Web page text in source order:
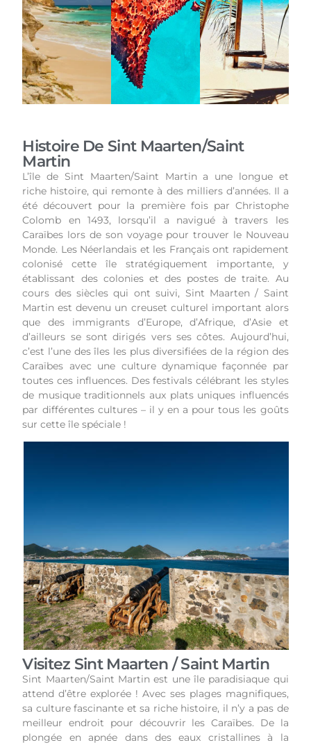
Histoire De Sint Maarten/saint
Martin
L’île de Sint Maarten/Saint Martin a une longue et
riche histoire, qui remonte à des milliers d’années. Il a
été découvert pour la première fois par Christophe
Colomb en 1493, lorsqu’il a navigué à travers les
Caraïbes lors de son voyage pour trouver le Nouveau
Monde. Les Néerlandais et les Français ont rapidement
colonisé cette île stratégiquement importante, y
établissant des colonies et des postes de traite. Au
cours des siècles qui ont suivi, Sint Maarten / Saint
Martin est devenu un creuset culturel important alors
que des immigrants d’Europe, d’Afrique, d’Asie et
d’ailleurs se sont dirigés vers ses côtes. Aujourd’hui,
c’est l’une des îles les plus diversifiées de la région des
Caraïbes avec une culture dynamique façonnée par
toutes ces influences. Des festivals célébrant les styles
de musique traditionnels aux plats uniques influencés
par différentes cultures – il y en a pour tous les goûts
sur cette île spéciale !
Visitez Sint Maarten / Saint Martin
Sint Maarten/Saint Martin est une île paradisiaque qui
attend d’être explorée ! Avec ses plages magnifiques,
sa culture fascinante et sa riche histoire, il n’y a pas de
meilleur endroit pour découvrir les Caraïbes. De la
plongée en apnée dans des eaux cristallines à la